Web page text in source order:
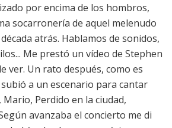
por encima de los hombros,
socarronería de aquel melenudo
atrás. Hablamos de sonidos,
Me prestó un vídeo de Stephen
ver. Un rato después, como es
a un escenario para cantar
Perdido en la ciudad,
avanzaba el concierto me di